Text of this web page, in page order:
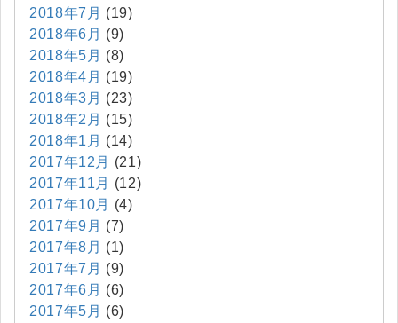
2018年7月 (19)
2018年6月 (9)
2018年5月 (8)
2018年4月 (19)
2018年3月 (23)
2018年2月 (15)
2018年1月 (14)
2017年12月
(21)
2017年11月
(12)
2017年10月
(4)
2017年9月 (7)
2017年8月 (1)
2017年7月 (9)
2017年6月 (6)
2017年5月 (6)